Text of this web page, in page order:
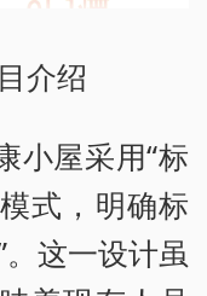
介绍
小屋采用“标
式，明确标
这一设计虽